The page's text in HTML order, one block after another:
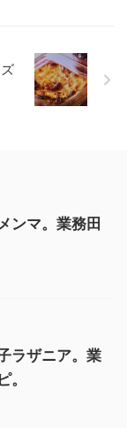
ンマ。業務田
ラザニア。業
。